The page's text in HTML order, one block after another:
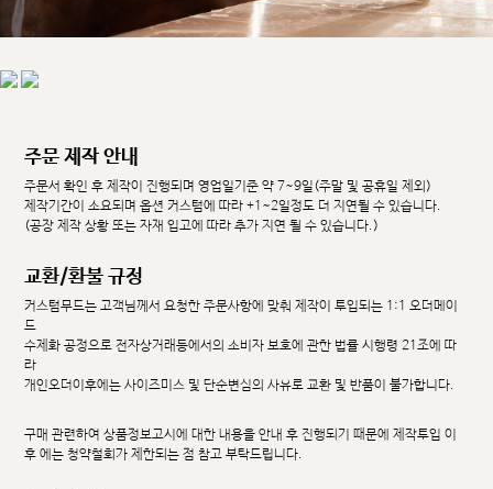
주문 제작 안내
주문서 확인 후 제작이 진행되며 영업일기준 약 7~9일(주말 및 공휴일 제외)
제작기간이 소요되며 옵션 커스텀에 따라 +1~2일정도 더 지연될 수 있습니다.
(공장 제작 상황 또는 자재 입고에 따라 추가 지연 될 수 있습니다.)
교환/환불 규정
커스텀무드는 고객님께서 요청한 주문사항에 맞춰 제작이 투입되는 1:1 오더메이
드
수제화 공정으로 전자상거래등에서의 소비자 보호에 관한 법률 시행령 21조에 따
라
개인오더이후에는 사이즈미스 및 단순변심의 사유로 교환 및 반품이 불가합니다.
구매 관련하여 상품정보고시에 대한 내용을 안내 후 진행되기 때문에 제작투입 이
후 에는 청약철회가 제한되는 점 참고 부탁드립니다.